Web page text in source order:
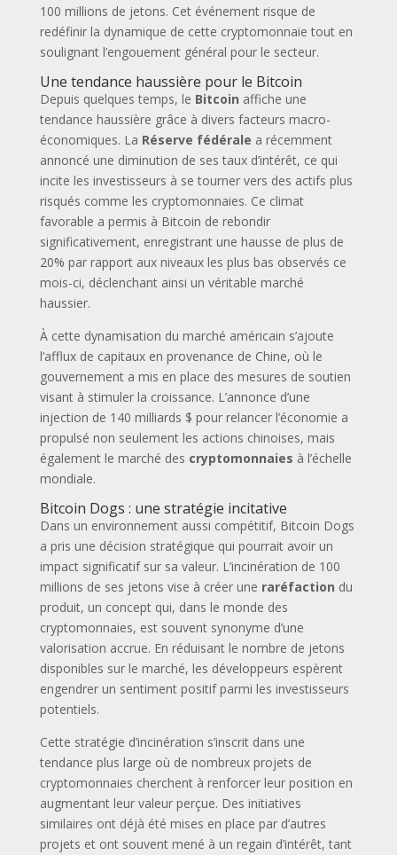
100 millions de jetons. Cet événement risque de
redéfinir la dynamique de cette cryptomonnaie tout en
soulignant l’engouement général pour le secteur.
Une tendance haussière pour le Bitcoin
Depuis quelques temps, le Bitcoin affiche une
tendance haussière grâce à divers facteurs macro-
économiques. La Réserve fédérale a récemment
annoncé une diminution de ses taux d’intérêt, ce qui
incite les investisseurs à se tourner vers des actifs plus
risqués comme les cryptomonnaies. Ce climat
favorable a permis à Bitcoin de rebondir
significativement, enregistrant une hausse de plus de
20% par rapport aux niveaux les plus bas observés ce
mois-ci, déclenchant ainsi un véritable marché
haussier.
À cette dynamisation du marché américain s’ajoute
l’afflux de capitaux en provenance de Chine, où le
gouvernement a mis en place des mesures de soutien
visant à stimuler la croissance. L’annonce d’une
injection de 140 milliards $ pour relancer l’économie a
propulsé non seulement les actions chinoises, mais
également le marché des cryptomonnaies à l’échelle
mondiale.
Bitcoin Dogs : une stratégie incitative
Dans un environnement aussi compétitif, Bitcoin Dogs
a pris une décision stratégique qui pourrait avoir un
impact significatif sur sa valeur. L’incinération de 100
millions de ses jetons vise à créer une raréfaction du
produit, un concept qui, dans le monde des
cryptomonnaies, est souvent synonyme d’une
valorisation accrue. En réduisant le nombre de jetons
disponibles sur le marché, les développeurs espèrent
engendrer un sentiment positif parmi les investisseurs
potentiels.
Cette stratégie d’incinération s’inscrit dans une
tendance plus large où de nombreux projets de
cryptomonnaies cherchent à renforcer leur position en
augmentant leur valeur perçue. Des initiatives
similaires ont déjà été mises en place par d’autres
projets et ont souvent mené à un regain d’intérêt, tant